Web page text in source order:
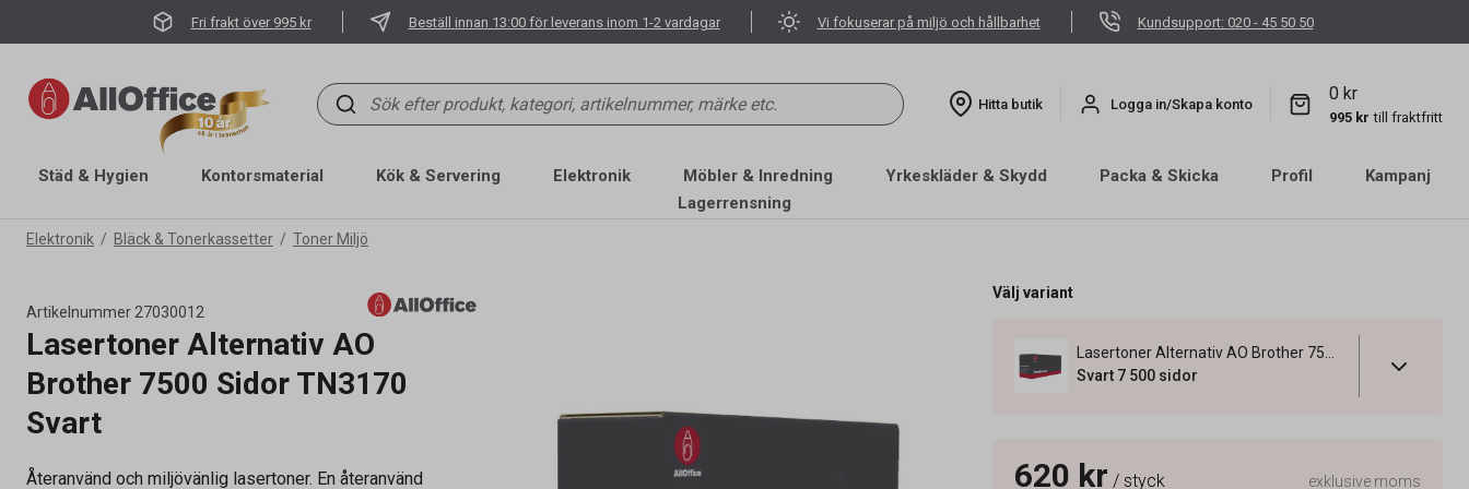
Fri frakt över 995 kr Beställ innan 13:00 för leverans inom 1-2 vardagar Vi fokuserar på miljö och hållbarhet Kundsupport: 020 - 45 50 50
Hitta butik Logga in/Skapa konto
0 kr
995 kr till fraktfritt
Städ & Hygien Kontorsmaterial Kök & Servering Elektronik Möbler & Inredning Yrkeskläder & Skydd Packa & Skicka Profil
Kampanj
Lagerrensning
Elektronik Bläck & Tonerkassetter Toner Miljö
Artikelnummer 27030012
Lasertoner Alternativ AO
Brother 7500 Sidor TN3170
Svart
Återanvänd och miljövänlig lasertoner. En återanvänd
Välj variant
Svart 7 500 sidor
620 kr / styck exklusive moms